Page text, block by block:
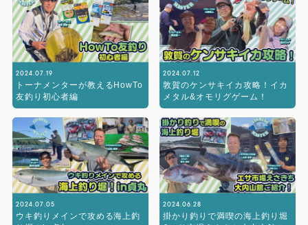
2024.07.19
トーナメンターが教えるHowTo
友釣り初心者編
2024.07.12
敦賀のケンサキイカ攻略！イカ
メタル&オモリグゲーム！
2024.07.05
ウキ釣りメインで攻める海上釣
2024.06.28
掛かり釣りで満喫の海上釣り堀